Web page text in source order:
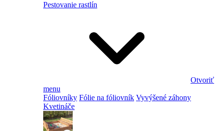
Pestovanie rastlín
Otvoriť
menu
Fóliovníky Fólie na fóliovník Vyvýšené záhony
Kvetináče